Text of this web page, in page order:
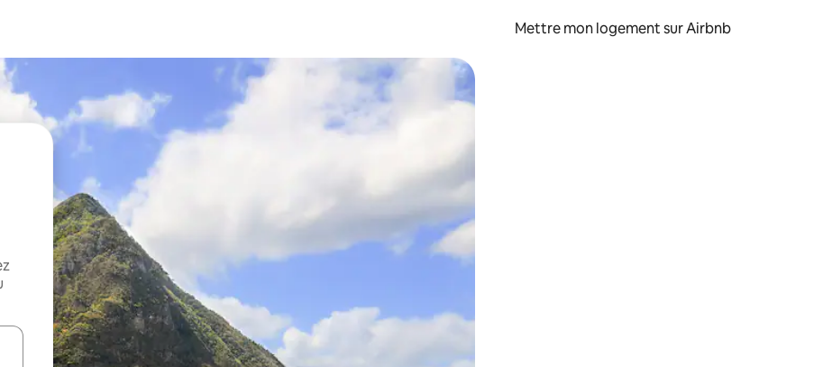
Mettre mon logement sur Airbnb
vers le haut et vers le bas pour les parcourir ou en appuyant et en faisant glisser.